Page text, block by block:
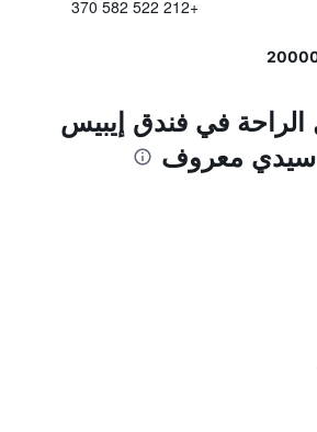
+212 522 582 370
الراحة في فندق إيبيس
- سيدي معروف